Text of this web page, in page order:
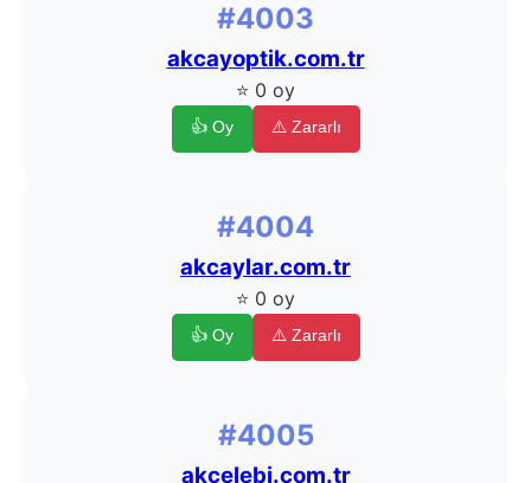
#4003
akcayoptik.com.tr
⭐ 0 oy
👍 Oy ⚠️ Zararlı
#4004
akcaylar.com.tr
⭐ 0 oy
👍 Oy ⚠️ Zararlı
#4005
akcelebi.com.tr